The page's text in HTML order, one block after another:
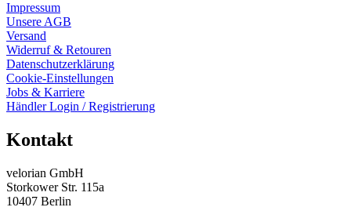
Impressum
Unsere AGB
Versand
Widerruf & Retouren
Datenschutzerklärung
Cookie-Einstellungen
Jobs & Karriere
Händler Login / Registrierung
Kontakt
velorian GmbH
Storkower Str. 115a
10407 Berlin